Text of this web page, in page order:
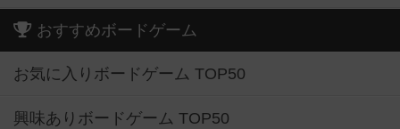
おすすめボードゲーム
お気に入りボードゲーム TOP50
興味ありボードゲーム TOP50